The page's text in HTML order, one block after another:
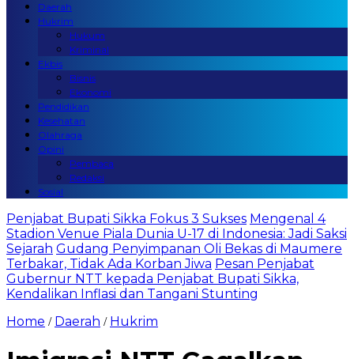
Daerah
Hukrim
Hukum
Kriminal
Ekbis
Bisnis
Ekonomi
Pendidikan
Kesehatan
Olahraga
Opini
Pembaca
Redaksi
Sosial
Penjabat Bupati Sikka Fokus 3 Sukses Mengenal 4
Stadion Venue Piala Dunia U-17 di Indonesia: Jadi Saksi
Sejarah Gudang Penyimpanan Oli Bekas di Maumere
Terbakar, Tidak Ada Korban Jiwa Pesan Penjabat
Gubernur NTT kepada Penjabat Bupati Sikka,
Kendalikan Inflasi dan Tangani Stunting
Home / Daerah / Hukrim